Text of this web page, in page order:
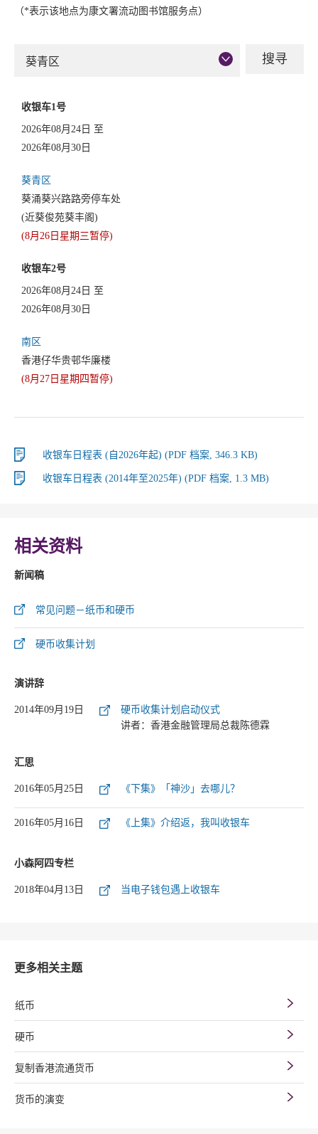
（*表示该地点为康文署流动图书馆服务点）
葵青区
收银车1号
2026年08月24日 至
2026年08月30日
葵青区
葵涌葵兴路路旁停车处
(近葵俊苑葵丰阁)
(8月26日星期三暂停)
收银车2号
2026年08月24日 至
2026年08月30日
南区
香港仔华贵邨华廉楼
(8月27日星期四暂停)
收银车日程表 (自2026年起) (PDF 档案, 346.3 KB)
收银车日程表 (2014年至2025年) (PDF 档案, 1.3 MB)
相关资料
新闻稿
常见问题－纸币和硬币
硬币收集计划
演讲辞
2014年09月19日
硬币收集计划启动仪式
讲者：香港金融管理局总裁陈德霖
汇思
2016年05月25日 《下集》「神沙」去哪儿？
2016年05月16日 《上集》介绍返，我叫收银车
小森阿四专栏
2018年04月13日 当电子钱包遇上收银车
更多相关主题
纸币
硬币
复制香港流通货币
货币的演变